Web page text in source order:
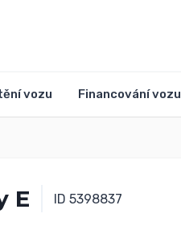
vozu Financování vozu
E ID 5398837